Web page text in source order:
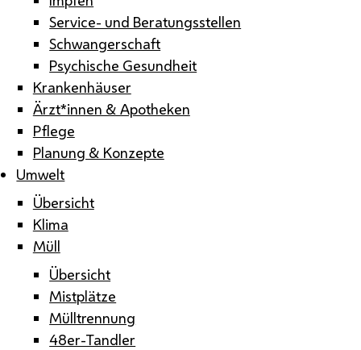
Service- und Beratungsstellen
Schwangerschaft
Psychische Gesundheit
Krankenhäuser
Ärzt*innen & Apotheken
Pflege
Planung & Konzepte
Umwelt
Übersicht
Klima
Müll
Übersicht
Mistplätze
Mülltrennung
48er-Tandler